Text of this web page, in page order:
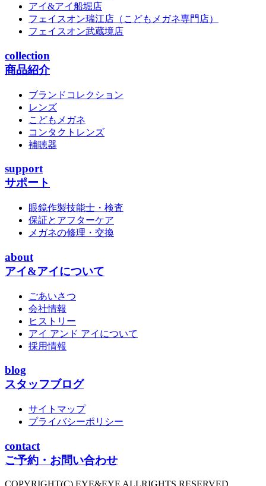
アイ&アイ船堀店
フェイスオン瑞江店 （こどもメガネ専門店）
フェイスオン武蔵境店
collection
商品紹介
ブランドコレクション
レンズ
こどもメガネ
コンタクトレンズ
補聴器
support
サポート
眼鏡作製技能士・検査
保証とアフターケア
メガネの修理・交換
about
アイ&アイについて
ごあいさつ
会社情報
ヒストリー
アイ アンド アイについて
採用情報
blog
スタッフブログ
サイトマップ
プライバシーポリシー
contact
ご予約・お問い合わせ